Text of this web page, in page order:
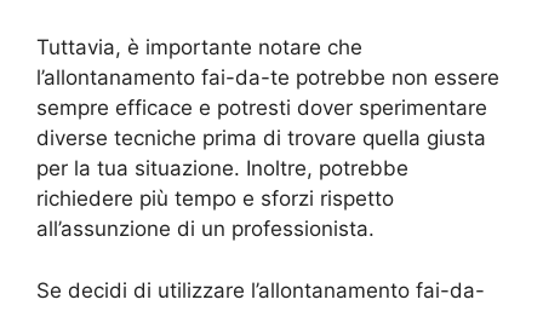
Tuttavia, è importante notare che
l’allontanamento fai-da-te potrebbe non essere
sempre efficace e potresti dover sperimentare
diverse tecniche prima di trovare quella giusta
per la tua situazione. Inoltre, potrebbe
richiedere più tempo e sforzi rispetto
all’assunzione di un professionista.
Se decidi di utilizzare l’allontanamento fai-da-